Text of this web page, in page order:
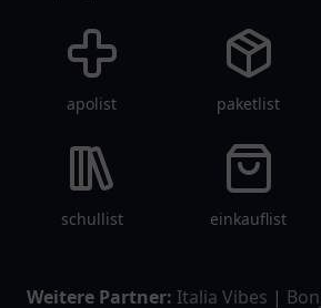
apolist paketlist
schullist einkauflist
Weitere Partner: Italia Vibes |